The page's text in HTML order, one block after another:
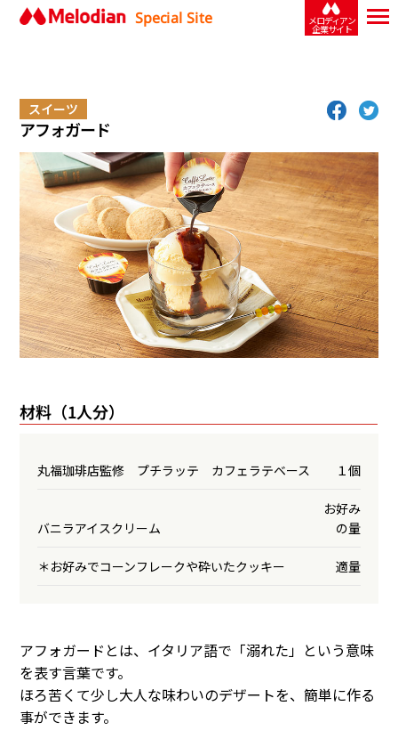
Special Site メロディアン
企業サイト
スイーツ
アフォガード
材料（1人分）
丸福珈琲店監修 プチラッテ カフェラテベース １個
バニラアイスクリーム
お好み
の量
＊お好みでコーンフレークや砕いたクッキー 適量
アフォガードとは、イタリア語で「溺れた」という意味
を表す言葉です。
ほろ苦くて少し大人な味わいのデザートを、簡単に作る
事ができます。